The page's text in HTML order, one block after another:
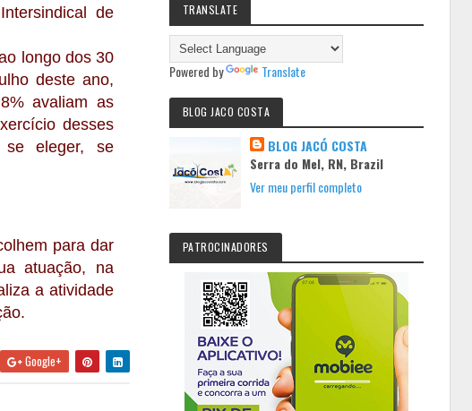
de
longo dos 30
deste ano,
avaliam as
desses
se eleger, se
para dar
atuação, na
a atividade
Google+
TRANSLATE
Powered by Translate
BLOG JACO COSTA
BLOG JACÓ COSTA
Serra do Mel, RN, Brazil
Ver meu perfil completo
PATROCINADORES